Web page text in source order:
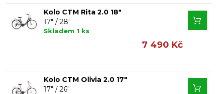
Kolo CTM Rita 2.0 18"
17" / 28"
Skladem 1 ks
7 490 Kč
Kolo CTM Olivia 2.0 17"
17" / 26"